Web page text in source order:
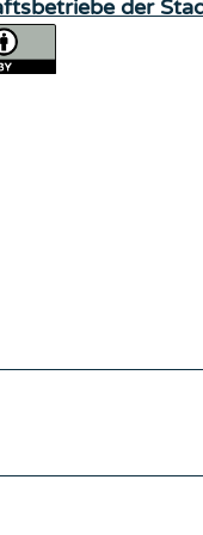
der